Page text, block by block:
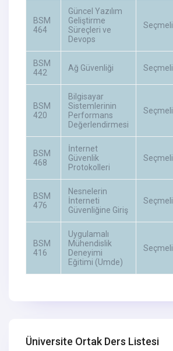
BSM
464
Güncel Yazılım
Geliştirme
Süreçleri ve
Devops
Seçmeli
BSM
442
Ağ Güvenliği Seçmeli
BSM
420
Bilgisayar
Sistemlerinin
Performans
Değerlendirmesi
Seçmeli
BSM
468
İnternet
Güvenlik
Protokolleri
Seçmeli
BSM
476
Nesnelerin
İnterneti
Güvenliğine Giriş
Seçmeli
BSM
416
Uygulamalı
Mühendislik
Deneyimi
Eğitimi (Umde)
Seçmeli
Üniversite Ortak Ders Listesi